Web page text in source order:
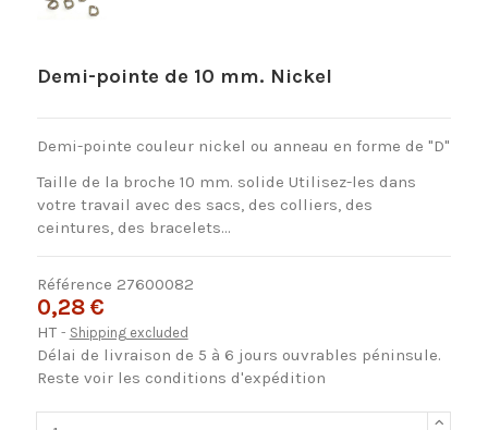
Demi-pointe de 10 mm. Nickel
Demi-pointe couleur nickel ou anneau en forme de "D"
Taille de la broche 10 mm. solide Utilisez-les dans
votre travail avec des sacs, des colliers, des
ceintures, des bracelets...
Référence 27600082
0,28 €
HT Shipping excluded
Délai de livraison de 5 à 6 jours ouvrables péninsule.
Reste voir les conditions d'expédition